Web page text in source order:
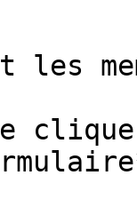
les